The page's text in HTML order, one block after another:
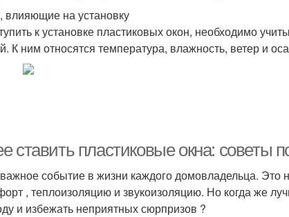
на установку
к установке пластиковых окон, необходимо
К ним относятся температура, влажность, ветер и
ставить пластиковые окна: советы
событие в жизни каждого домовладельца. Это
, теплоизоляцию и звукоизоляцию. Но когда же
и избежать неприятных сюрпризов ?